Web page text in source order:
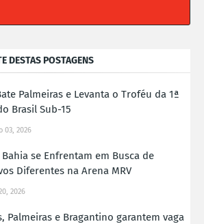
DESTAS POSTAGENS
Palmeiras e Levanta o Troféu da 1ª
Brasil Sub-15
03, 2026
Bahia se Enfrentam em Busca de
Diferentes na Arena MRV
2026
Palmeiras e Bragantino garantem vaga